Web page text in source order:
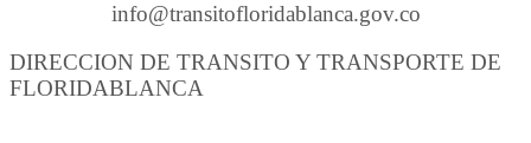
info@transitofloridablanca.gov.co
DIRECCION DE TRANSITO Y TRANSPORTE DE
FLORIDABLANCA